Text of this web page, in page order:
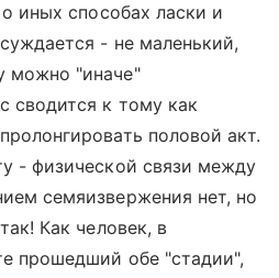
иных способах ласки и
- не маленький,
можно "иначе"
сводится к тому как
половой акт.
- физической связи между
семяизвержения нет, но
Как человек, в
прошедший обе "стадии",